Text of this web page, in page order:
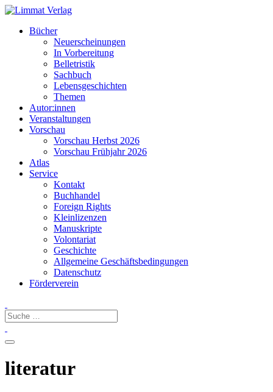
Bücher
Neuerscheinungen
In Vorbereitung
Belletristik
Sachbuch
Lebensgeschichten
Themen
Autor:innen
Veranstaltungen
Vorschau
Vorschau Herbst 2026
Vorschau Frühjahr 2026
Atlas
Service
Kontakt
Buchhandel
Foreign Rights
Kleinlizenzen
Manuskripte
Volontariat
Geschichte
Allgemeine Geschäftsbedingungen
Datenschutz
Förderverein
literatur